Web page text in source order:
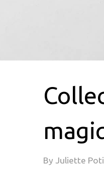
By Juliette